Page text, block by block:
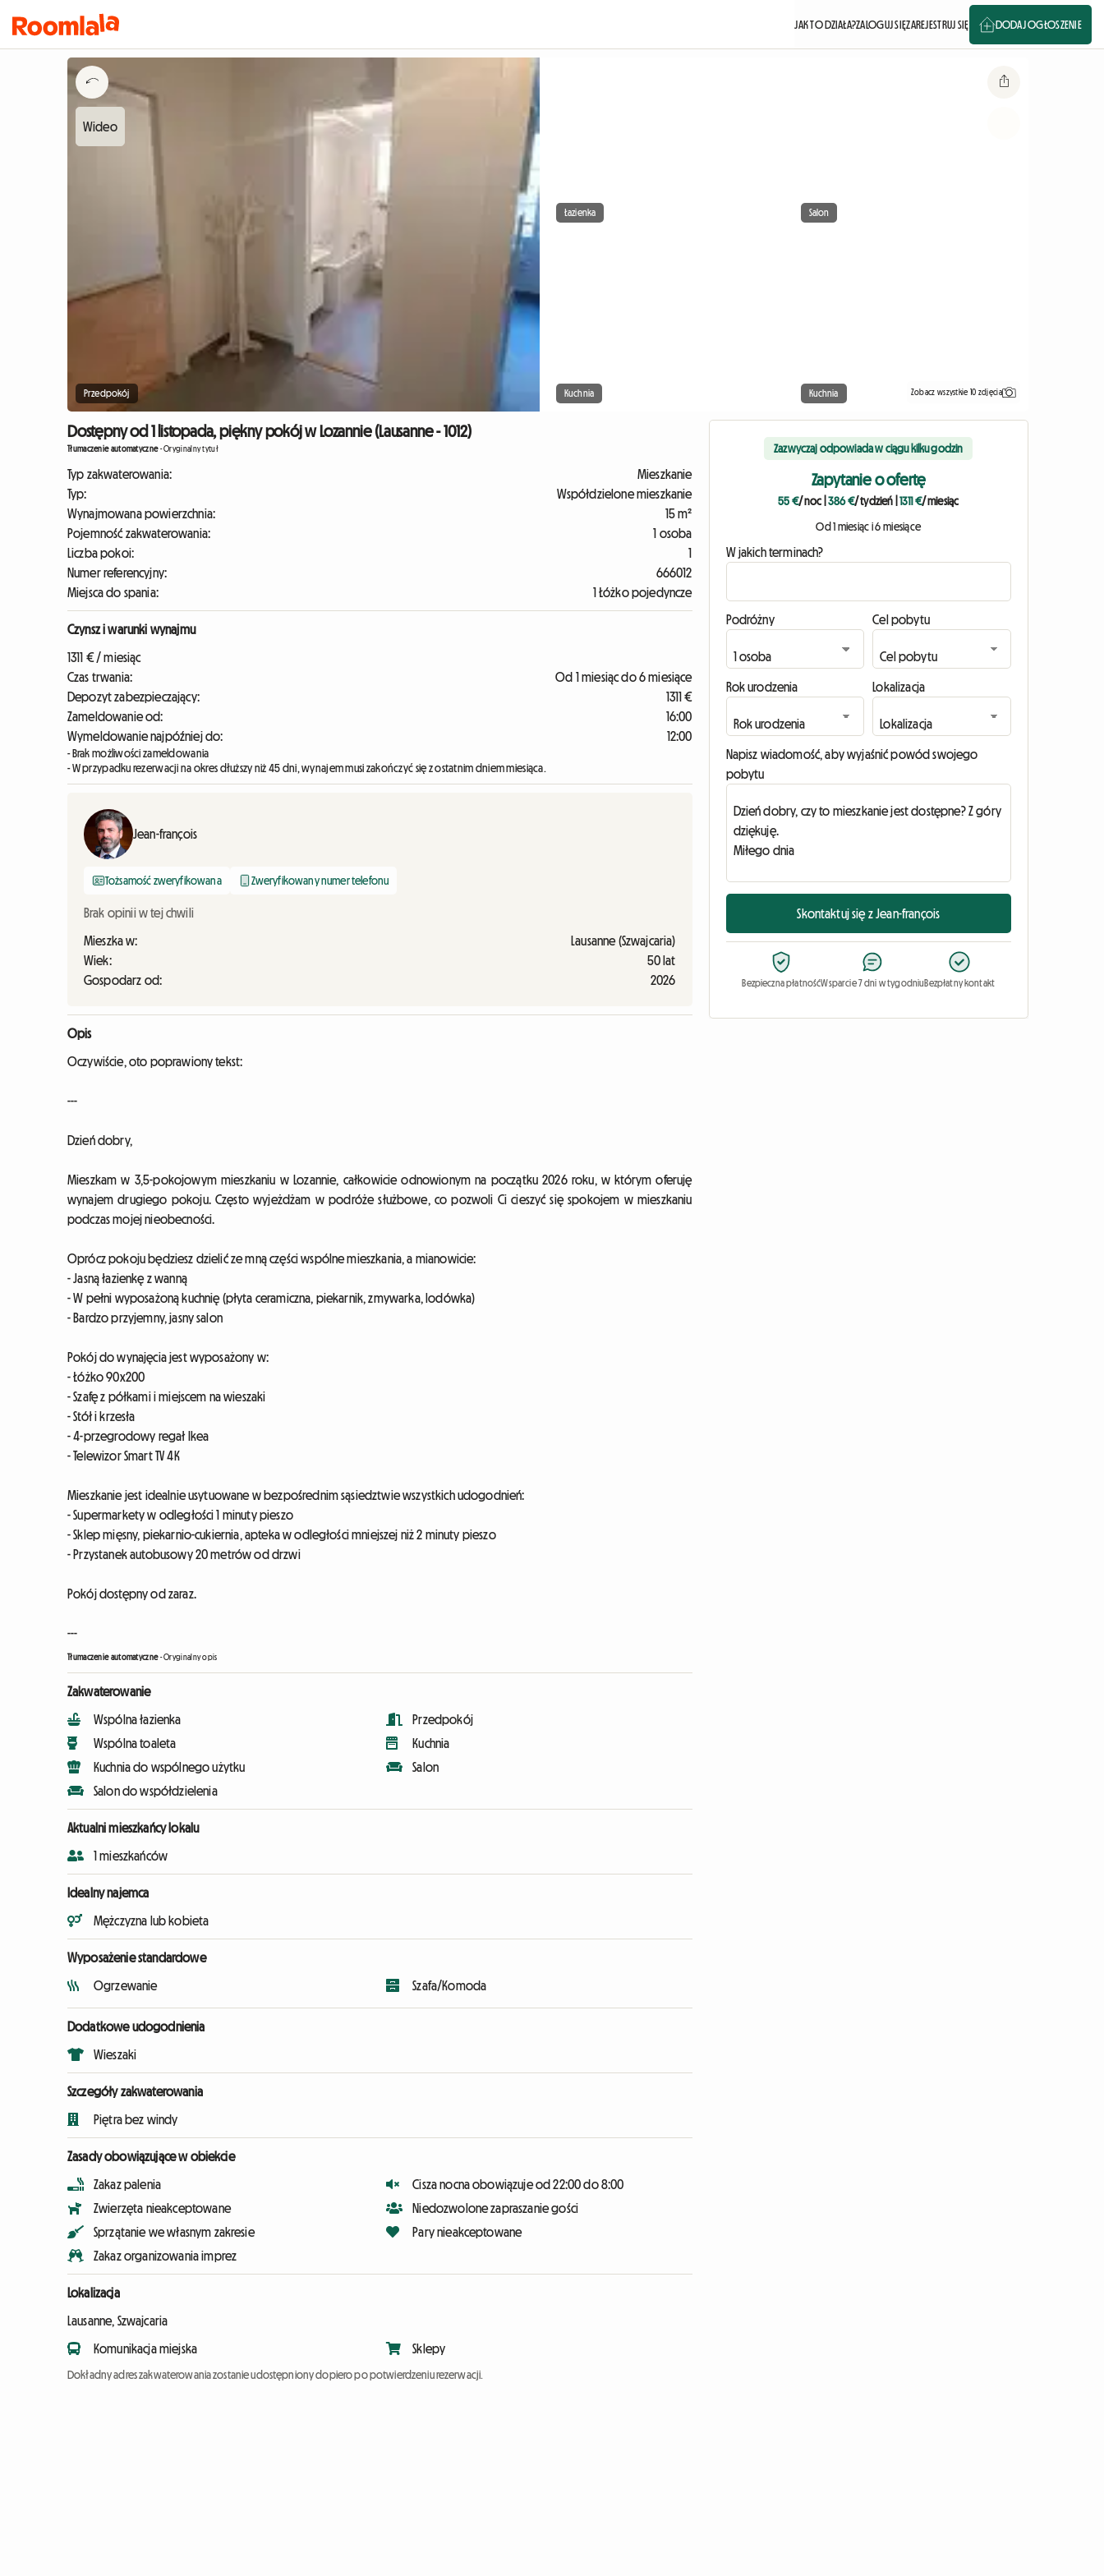
JAK TO DZIAŁA?ZALOGUJ SIĘZAREJESTRUJ SIĘ DODAJ OGŁOSZENIE
Przedpokój
Łazienka Salon
Kuchnia Kuchnia Zobacz wszystkie 10 zdjęcia
Dostępny od 1 listopada, piękny pokój w Lozannie (Lausanne - 1012)
Tłumaczenie automatyczne-Oryginalny tytuł
Typ zakwaterowania:
Mieszkanie
Typ:
Współdzielone mieszkanie
Wynajmowana powierzchnia:
15 m²
Pojemność zakwaterowania:
1 osoba
Liczba pokoi:
1
Numer referencyjny:
666012
Miejsca do spania:
1 Łóżko pojedyncze
Czynsz i warunki wynajmu
1311 € / miesiąc
Czas trwania:
Od 1 miesiąc do 6 miesiące
Depozyt zabezpieczający:
1311 €
Zameldowanie od:
16:00
Wymeldowanie najpóźniej do:
12:00
- Brak możliwości zameldowania
- W przypadku rezerwacji na okres dłuższy niż 45 dni, wynajem musi zakończyć się z ostatnim dniem miesiąca.
Jean-françois
Tożsamość zweryfikowana Zweryfikowany numer telefonu
Brak opinii w tej chwili
Mieszka w:
Lausanne (Szwajcaria)
Wiek:
50 lat
Gospodarz od:
2026
Opis
Oczywiście, oto poprawiony tekst:
---
Dzień dobry,
Mieszkam w 3,5-pokojowym mieszkaniu w Lozannie, całkowicie odnowionym na początku 2026 roku, w którym oferuję
wynajem drugiego pokoju. Często wyjeżdżam w podróże służbowe, co pozwoli Ci cieszyć się spokojem w mieszkaniu
podczas mojej nieobecności.
Oprócz pokoju będziesz dzielić ze mną części wspólne mieszkania, a mianowicie:
- Jasną łazienkę z wanną
- W pełni wyposażoną kuchnię (płyta ceramiczna, piekarnik, zmywarka, lodówka)
- Bardzo przyjemny, jasny salon
Pokój do wynajęcia jest wyposażony w:
- Łóżko 90x200
- Szafę z półkami i miejscem na wieszaki
- Stół i krzesła
- 4-przegrodowy regał Ikea
- Telewizor Smart TV 4K
Mieszkanie jest idealnie usytuowane w bezpośrednim sąsiedztwie wszystkich udogodnień:
- Supermarkety w odległości 1 minuty pieszo
- Sklep mięsny, piekarnio-cukiernia, apteka w odległości mniejszej niż 2 minuty pieszo
- Przystanek autobusowy 20 metrów od drzwi
Pokój dostępny od zaraz.
---
Tłumaczenie automatyczne-Oryginalny opis
Zakwaterowanie
Wspólna łazienka
Wspólna toaleta
Kuchnia do wspólnego użytku
Salon do współdzielenia
Przedpokój
Kuchnia
Salon
Aktualni mieszkańcy lokalu
1 mieszkańców
Idealny najemca
Mężczyzna lub kobieta
Wyposażenie standardowe
Ogrzewanie Szafa/Komoda
Dodatkowe udogodnienia
Wieszaki
Szczegóły zakwaterowania
Piętra bez windy
Zasady obowiązujące w obiekcie
Zakaz palenia
Zwierzęta nieakceptowane
Sprzątanie we własnym zakresie
Zakaz organizowania imprez
Cisza nocna obowiązuje od 22:00 do 8:00
Niedozwolone zapraszanie gości
Pary nieakceptowane
Lokalizacja
Lausanne, Szwajcaria
Komunikacja miejska Sklepy
Dokładny adres zakwaterowania zostanie udostępniony dopiero po potwierdzeniu rezerwacji.
Zazwyczaj odpowiada w ciągu kilku godzin
Zapytanie o ofertę
55 €/ noc |386 €/ tydzień 1311 €/ miesiąc
Od 1 miesiąc i 6 miesiące
W jakich terminach?
Podróżny Cel pobytu
Rok urodzenia Lokalizacja
Napisz wiadomość, aby wyjaśnić powód swojego
pobytu
Skontaktuj się z Jean-françois
Bezpieczna płatnośćWsparcie 7 dni w tygodniuBezpłatny kontakt